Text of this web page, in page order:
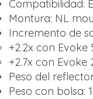
Compatibilidad:
Montura: NL
Incremento de
+2.2x con Evoke
+2.7x con Evoke
Peso del
Peso con bolsa: